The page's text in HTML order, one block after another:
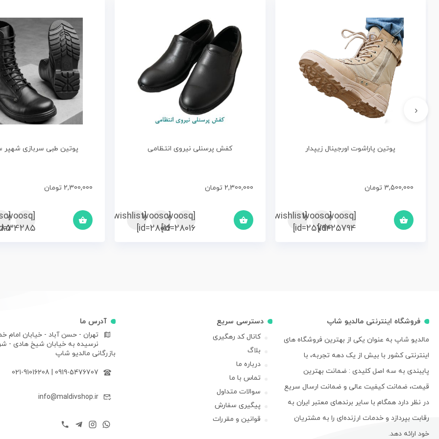
پوتین پاراشوت اورجینال زیپدار
3,500,000 تومان
[yith_wcwl_add_to_wishlist]
[woosc
id=25794]
[woosq
id=25794]
کفش پرسنلی نیروی انتظامی
2,300,000 تومان
[yith_wcwl_add_to_wishlist]
[woosc
id=28016]
[woosq
id=28016]
پوتین طبی سربازی شهپر
2,300,000 تومان
[woosq
‹
فروشگاه اینترنتی مالدیو شاپ
مالدیو شاپ به عنوان یکی از بهترین فروشگاه های
اینترنتی کشور با بیش از یک دهه تجربه، با
پایبندی به سه اصل کلیدی : ضمانت بهترین
قیمت، ضمانت کیفیت عالی و ضمانت ارسال سریع
در نظر دارد همگام با سایر برندهای معتبر ایران به
رقابت بپردازد و خدمات ارزنده‌ای را به مشتریان
خود ارائه دهد.
دسترسی سریع
کانال کد رهگیری
بلاگ
درباره ما
تماس با ما
سوالات متداول
پیگیری سفارش
قوانین و مقررات
آدرس ما
تهران - حسن آباد - خیابان امام
نرسیده به خیابان شیخ هادی -
بازرگانی مالدیو شاپ
0919-5476707
021-91016208
info@maldivshop.ir